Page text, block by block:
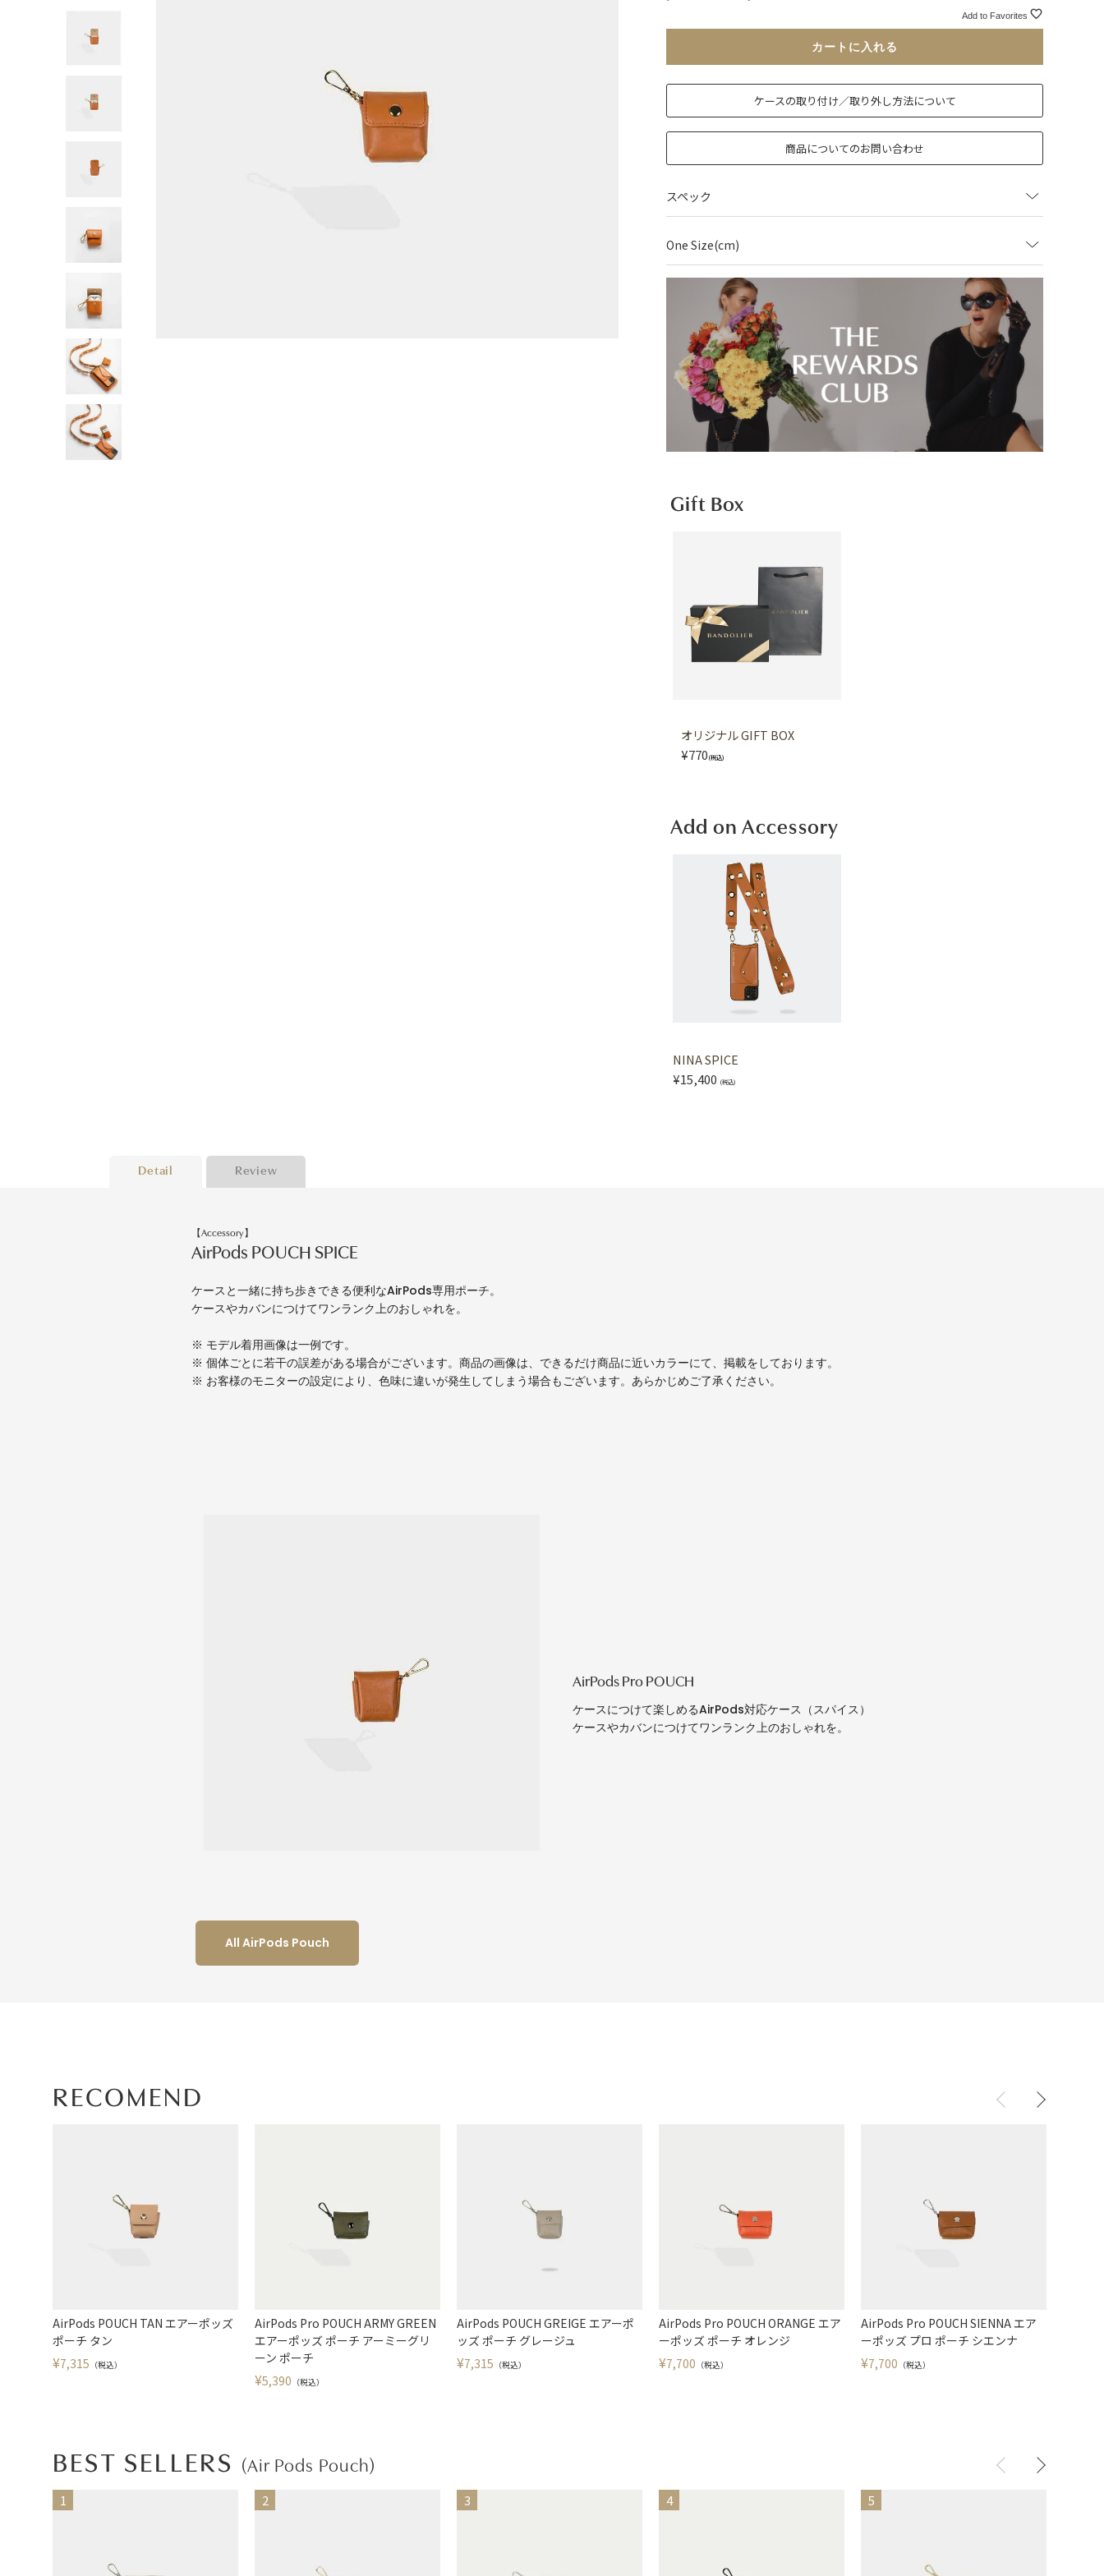
Add to Favorites
カートに入れる
ケースの取り付け／取り外し方法について
商品についてのお問い合わせ
スペック
One Size(cm)
Gift Box
オリジナル GIFT BOX
¥770 (税込)
Add on Accessory
NINA SPICE
¥15,400 (税込)
Detail Review
【Accessory】
AirPods POUCH SPICE
ケースと一緒に持ち歩きできる便利なAirPods専用ポーチ。
ケースやカバンにつけてワンランク上のおしゃれを。
※ モデル着用画像は一例です。
※ 個体ごとに若干の誤差がある場合がございます。商品の画像は、できるだけ商品に近いカラーにて、掲載をしております。
※ お客様のモニターの設定により、色味に違いが発生してしまう場合もございます。あらかじめご了承ください。
AirPods Pro POUCH
ケースにつけて楽しめるAirPods対応ケース（スパイス）
ケースやカバンにつけてワンランク上のおしゃれを。
All AirPods Pouch
RECOMEND
AirPods POUCH TAN エアーポッズ
ポーチ タン
¥7,315 （税込）
AirPods Pro POUCH ARMY GREEN
エアーポッズ ポーチ アーミーグリ
ーン ポーチ
¥5,390 （税込）
AirPods POUCH GREIGE エアーポ
ッズ ポーチ グレージュ
¥7,315 （税込）
AirPods Pro POUCH ORANGE エア
ーポッズ ポーチ オレンジ
¥7,700 （税込）
AirPods Pro POUCH SIENNA エア
ーポッズ プロ ポーチ シエンナ
¥7,700 （税込）
BEST SELLERS (Air Pods Pouch)